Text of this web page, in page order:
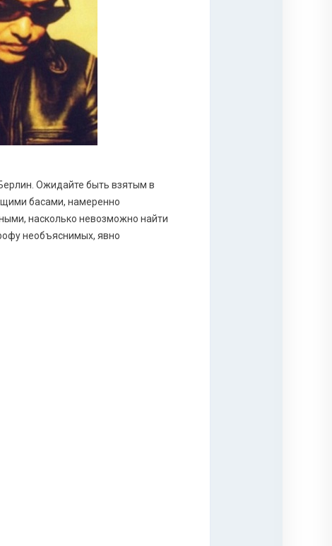
Ожидайте быть взятым в
басами, намеренно
насколько невозможно найти
необъяснимых, явно